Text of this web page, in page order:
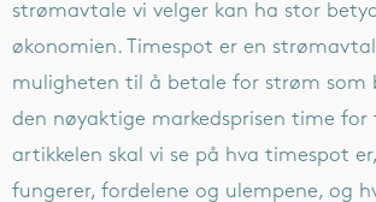
strømavtale vi velger kan ha stor
økonomien. Timespot er en
muligheten til å betale for strøm som
den nøyaktige markedsprisen time for
artikkelen skal vi se på hva timespot
fungerer, fordelene og ulempene, og